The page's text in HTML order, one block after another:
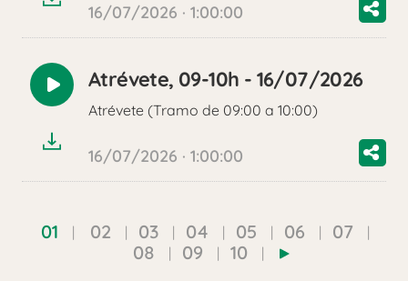
16/07/2026 · 1:00:00
Reproducir
audio
Atrévete, 09-10h - 16/07/2026
Atrévete (Tramo de 09:00 a 10:00)
16/07/2026 · 1:00:00
01 02 03 04 05 06
07
08
09 10